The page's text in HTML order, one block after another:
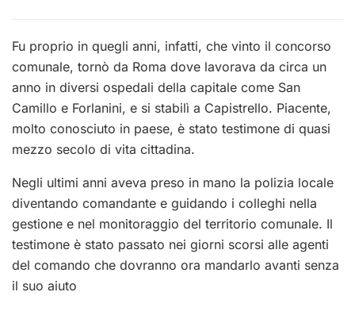
Fu proprio in quegli anni, infatti, che vinto il concorso
comunale, tornò da Roma dove lavorava da circa un
anno in diversi ospedali della capitale come San
Camillo e Forlanini, e si stabilì a Capistrello. Piacente,
molto conosciuto in paese, è stato testimone di quasi
mezzo secolo di vita cittadina.
Negli ultimi anni aveva preso in mano la polizia locale
diventando comandante e guidando i colleghi nella
gestione e nel monitoraggio del territorio comunale. Il
testimone è stato passato nei giorni scorsi alle agenti
del comando che dovranno ora mandarlo avanti senza
il suo aiuto